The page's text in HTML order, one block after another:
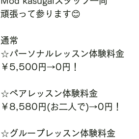
頑張って参ります😊
通常
☆パーソナルレッスン体験料金
￥5,500円→0円！
☆ペアレッスン体験料金
￥8,580円(お二人で)→0円！
☆グループレッスン体験料金